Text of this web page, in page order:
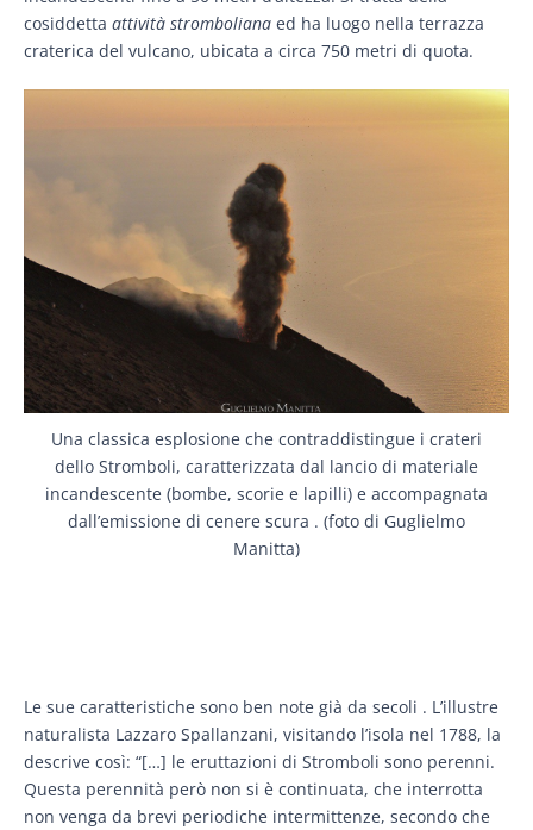
cosiddetta attività stromboliana ed ha luogo nella terrazza
craterica del vulcano, ubicata a circa 750 metri di quota.
Una classica esplosione che contraddistingue i crateri
dello Stromboli, caratterizzata dal lancio di materiale
incandescente (bombe, scorie e lapilli) e accompagnata
dall’emissione di cenere scura . (foto di Guglielmo
Manitta)
Le sue caratteristiche sono ben note già da secoli . L’illustre
naturalista Lazzaro Spallanzani, visitando l’isola nel 1788, la
descrive così: “[…] le eruttazioni di Stromboli sono perenni.
Questa perennità però non si è continuata, che interrotta
non venga da brevi periodiche intermittenze, secondo che